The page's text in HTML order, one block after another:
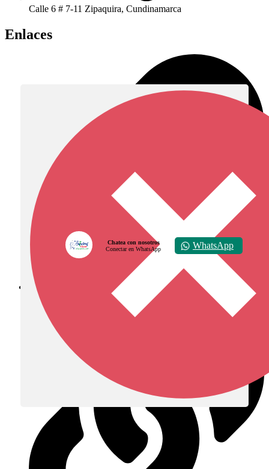
Calle 6 # 7-11 Zipaquira, Cundinamarca
Enlaces
Diócesis de Zipaquirá
Chatea con nosotros
Conectar en WhatsApp
WhatsApp